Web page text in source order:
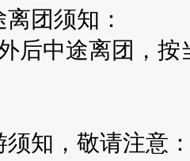
离团须知：
后中途离团，